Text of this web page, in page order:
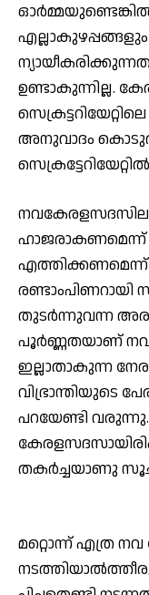
ഉണ്ടാകുന്നില്ല.
അനുവാദം
ഹാജരാകണമെന്ന്
എത്തിക്കണമെന്ന്
തുടര്‍ന്നുവന്ന
പൂര്‍ണ്ണതയാണ് നവ
ഇല്ലാതാകുന്ന
പറയേണ്ടി
തകര്‍ച്ചയാണു
മറ്റൊന്ന് എത്ര